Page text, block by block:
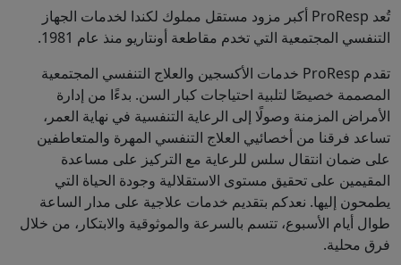
تُعد ProResp أكبر مزود مستقل مملوك لكندا لخدمات الجهاز
التنفسي المجتمعية التي تخدم مقاطعة أونتاريو منذ عام 1981.
تقدم ProResp خدمات الأكسجين والعلاج التنفسي المجتمعية
المصممة خصيصًا لتلبية احتياجات كبار السن. بدءًا من إدارة
الأمراض المزمنة وصولًا إلى الرعاية التنفسية في نهاية العمر،
تساعد فرقنا من أخصائيي العلاج التنفسي المهرة والمتعاطفين
على ضمان انتقال سلس للرعاية مع التركيز على مساعدة
المقيمين على تحقيق مستوى الاستقلالية وجودة الحياة التي
يطمحون إليها. نعدكم بتقديم خدمات علاجية على مدار الساعة
طوال أيام الأسبوع، تتسم بالسرعة والموثوقية والابتكار، من خلال
فرق محلية.